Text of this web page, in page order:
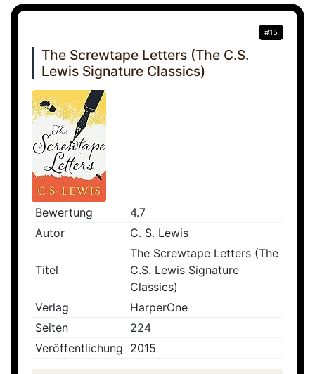
#15
The Screwtape Letters (The C.S.
Lewis Signature Classics)
Bewertung
4.7
Autor
C. S. Lewis
Titel
The Screwtape Letters (The
C.S. Lewis Signature
Classics)
Verlag
HarperOne
Seiten
224
Veröffentlichung 2015